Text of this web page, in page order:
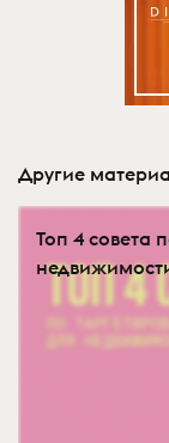
Другие
Топ 4 совета